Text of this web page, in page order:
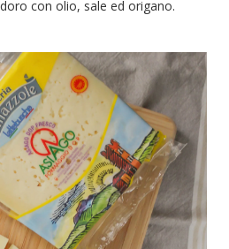
con olio, sale ed origano.